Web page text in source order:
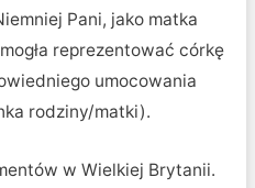
Pani, jako matka
reprezentować córkę
umocowania
rodziny/matki).
w Wielkiej Brytanii.